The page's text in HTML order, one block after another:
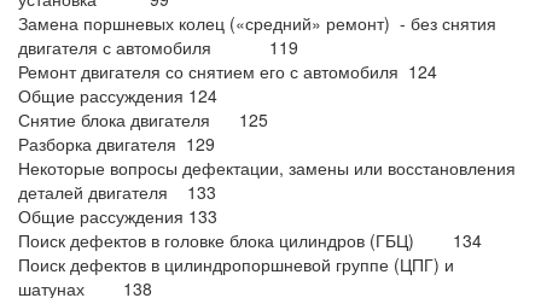
Замена поршневых колец («средний» ремонт) - без снятия
двигателя с автомобиля 119
Ремонт двигателя со снятием его с автомобиля 124
Общие рассуждения 124
Снятие блока двигателя 125
Разборка двигателя 129
Некоторые вопросы дефектации, замены или восстановления
деталей двигателя 133
Общие рассуждения 133
Поиск дефектов в головке блока цилиндров (ГБЦ) 134
Поиск дефектов в цилиндропоршневой группе (ЦПГ) и
шатунах 138